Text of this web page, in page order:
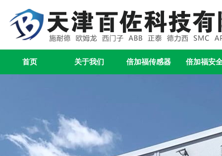
首页 关于我们 倍加福传感器 倍加福安